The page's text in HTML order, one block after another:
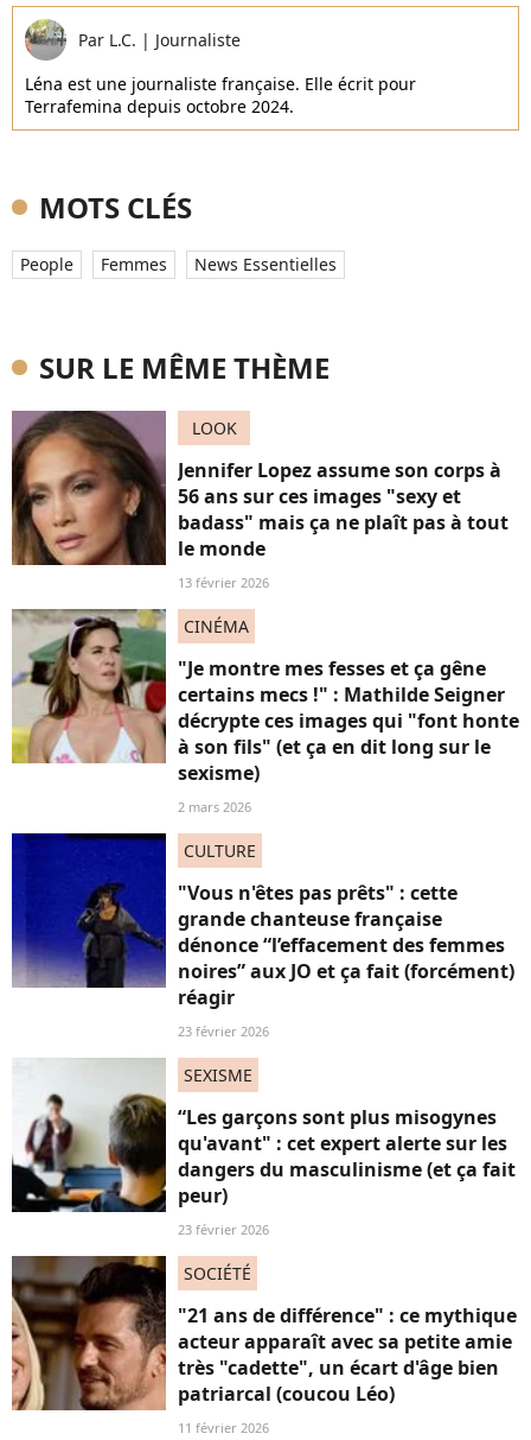
Par L.C. | Journaliste
Léna est une journaliste française. Elle écrit pour
Terrafemina depuis octobre 2024.
MOTS CLÉS
People Femmes News Essentielles
SUR LE MÊME THÈME
LOOK
Jennifer Lopez assume son corps à
56 ans sur ces images "sexy et
badass" mais ça ne plaît pas à tout
le monde
13 février 2026
CINÉMA
"Je montre mes fesses et ça gêne
certains mecs !" : Mathilde Seigner
décrypte ces images qui "font honte
à son fils" (et ça en dit long sur le
sexisme)
2 mars 2026
CULTURE
"Vous n'êtes pas prêts" : cette
grande chanteuse française
dénonce “l’effacement des femmes
noires” aux JO et ça fait (forcément)
réagir
23 février 2026
SEXISME
“Les garçons sont plus misogynes
qu'avant" : cet expert alerte sur les
dangers du masculinisme (et ça fait
peur)
23 février 2026
SOCIÉTÉ
"21 ans de différence" : ce mythique
acteur apparaît avec sa petite amie
très "cadette", un écart d'âge bien
patriarcal (coucou Léo)
11 février 2026